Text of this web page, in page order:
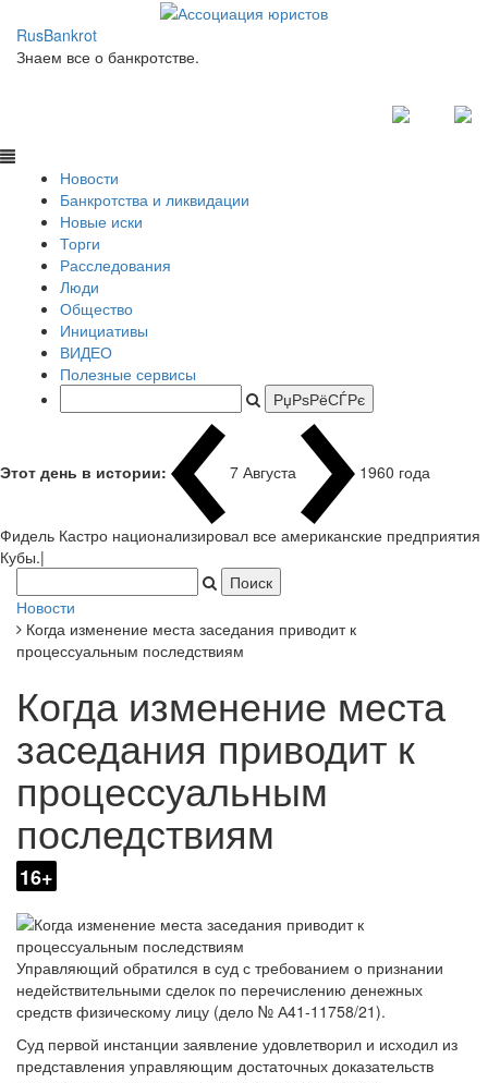
RusBankrot
Знаем все о банкротстве.
Новости
Банкротства и ликвидации
Новые иски
Торги
Расследования
Люди
Общество
Инициативы
ВИДЕО
Полезные сервисы
Этот день в истории: 7 Августа 1960 года
Фидель Кастро национализировал все американские предприятия
Кубы.|
Новости
Когда изменение места заседания приводит к
процессуальным последствиям
Когда изменение места
заседания приводит к
процессуальным
последствиям
16+
Управляющий обратился в суд с требованием о признании
недействительными сделок по перечислению денежных
средств физическому лицу (дело № А41-11758/21).
Суд первой инстанции заявление удовлетворил и исходил из
представления управляющим достаточных доказательств